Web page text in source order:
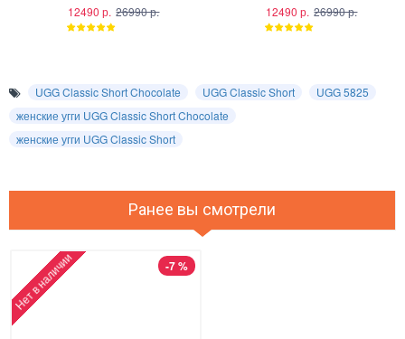
12490 р. 26990 р. 12490 р. 26990 р.
UGG Classic Short Chocolate UGG Classic Short
UGG 5825
женские угги UGG Classic Short Chocolate
женские угги UGG Classic Short
Ранее вы смотрели
-7 %
Нет в наличии